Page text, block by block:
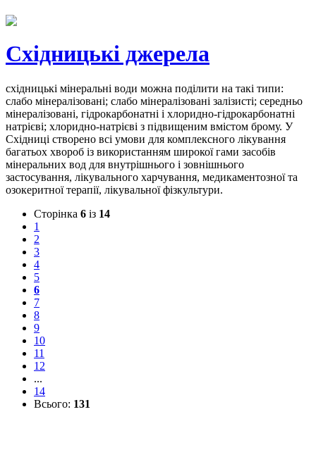
Східницькі джерела
східницькі мінеральні води можна поділити на такі типи:
слабо мінералізовані; слабо мінералізовані залізисті; середньо
мінералізовані, гідрокарбонатні і хлоридно-гідрокарбонатні
натрієві; хлоридно-натрієві з підвищеним вмістом брому. У
Східниці створено всі умови для комплексного лікування
багатьох хвороб із використанням широкої гами засобів
мінеральних вод для внутрішнього і зовнішнього
застосування, лікувального харчування, медикаментозної та
озокеритної терапії, лікувальної фізкультури.
Сторінка 6 із 14
1
2
3
4
5
6
7
8
9
10
11
12
...
14
Всього: 131